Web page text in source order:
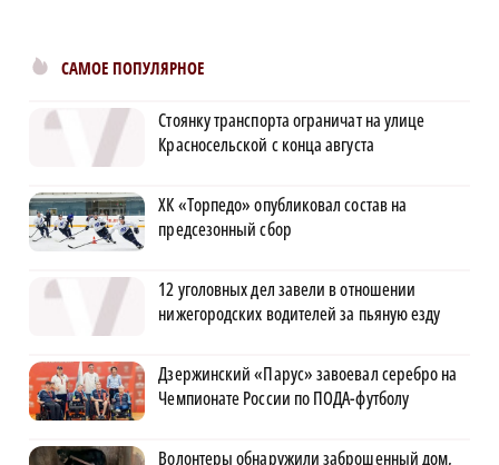
САМОЕ ПОПУЛЯРНОЕ
Стоянку транспорта ограничат на улице
Красносельской с конца августа
ХК «Торпедо» опубликовал состав на
предсезонный сбор
12 уголовных дел завели в отношении
нижегородских водителей за пьяную езду
Дзержинский «Парус» завоевал серебро на
Чемпионате России по ПОДА-футболу
Волонтеры обнаружили заброшенный дом,